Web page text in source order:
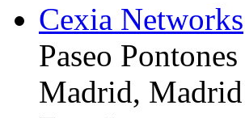
Cexia Networks
Paseo
Madrid,